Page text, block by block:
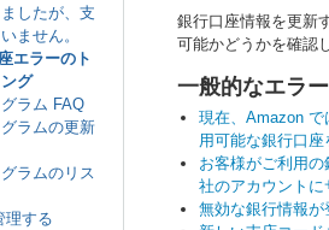
したが、支
ません。
エラーのト
グ
ラム FAQ
ラムの更新
ラムのリス
理する
銀行口座情報を更新
可能かどうかを確認
一般的なエラ
現在、Amazon
用可能な銀行口
お客様がご利用
社のアカウント
無効な銀行情報